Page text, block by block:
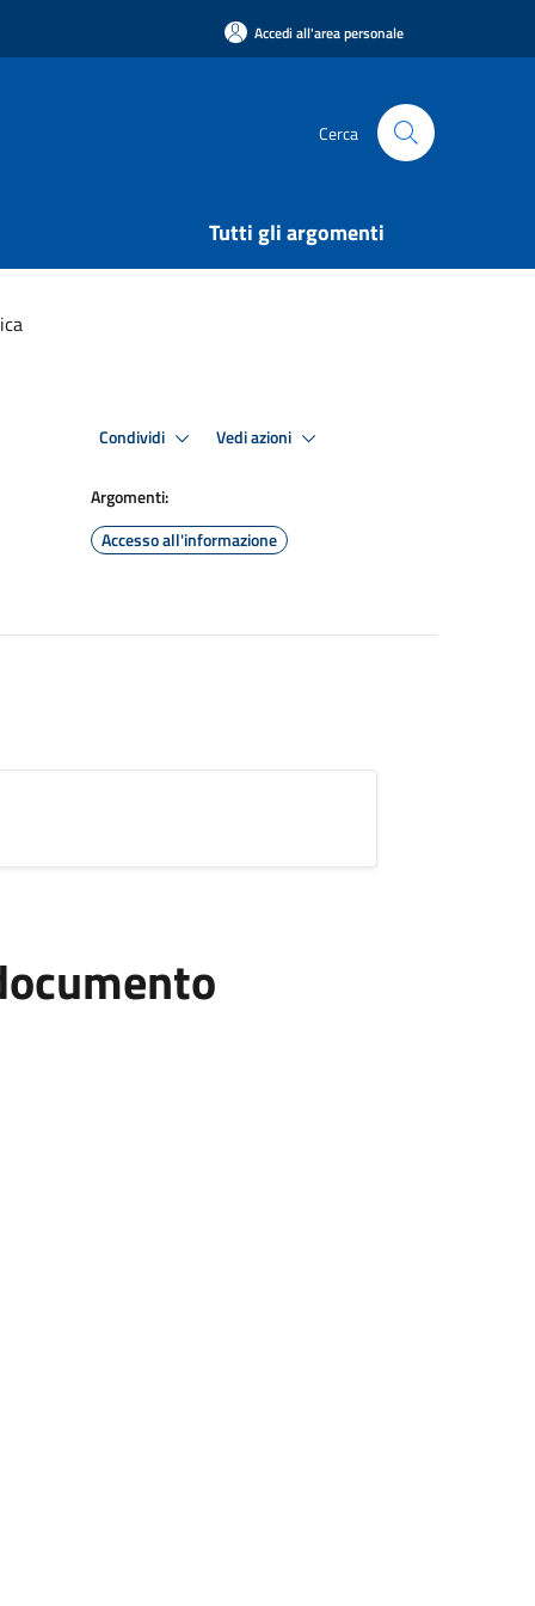
Accedi all'area personale
Cerca
Tutti gli argomenti
Condividi Vedi azioni
Argomenti:
Accesso all'informazione